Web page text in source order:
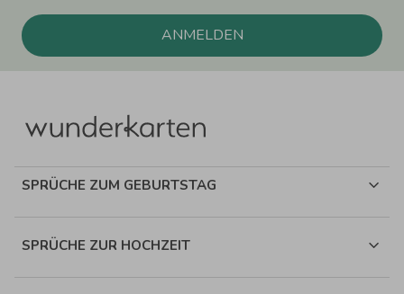
ANMELDEN
SPRÜCHE ZUM GEBURTSTAG
SPRÜCHE ZUR HOCHZEIT